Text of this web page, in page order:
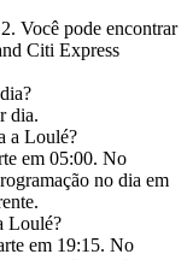
Você pode encontrar
Citi Express
dia.
a Loulé?
em 05:00. No
no dia em
Loulé?
em 19:15. No